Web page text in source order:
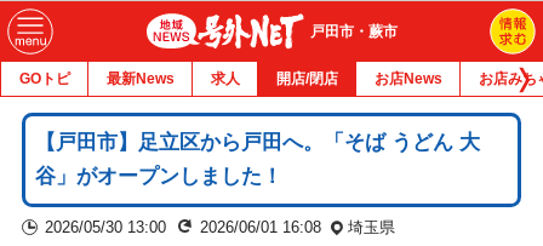
戸田市・蕨市
GOトピ 最新News 求人 開店/閉店 お店News お店みち
【戸田市】足立区から戸田へ。「そば うどん 大
谷」がオープンしました！
2026/05/30 13:00 2026/06/01 16:08 埼玉県